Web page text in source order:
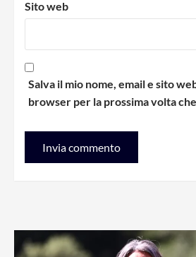
Sito web
Salva il mio nome, email e sito
browser per la prossima volta